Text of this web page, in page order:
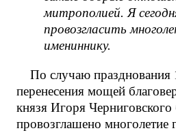
митрополией. Я
провозгласить
имениннику.
По случаю
перенесения мощей
князя Игоря
провозглашено многолетие